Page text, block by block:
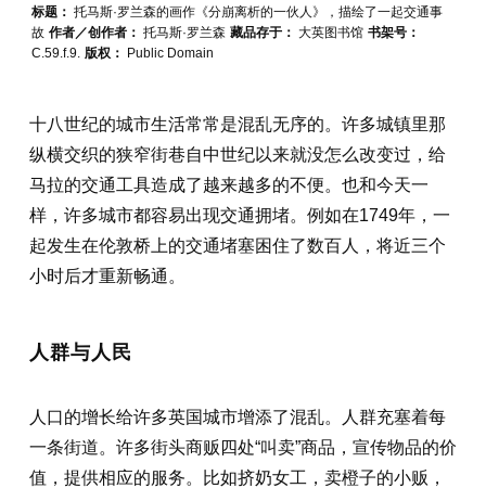
标题： 托马斯·罗兰森的画作《分崩离析的一伙人》，描绘了一起交通事
故 作者／创作者： 托马斯·罗兰森 藏品存于： 大英图书馆 书架号：
C.59.f.9. 版权： Public Domain
十八世纪的城市生活常常是混乱无序的。许多城镇里那
纵横交织的狭窄街巷自中世纪以来就没怎么改变过，给
马拉的交通工具造成了越来越多的不便。也和今天一
样，许多城市都容易出现交通拥堵。例如在1749年，一
起发生在伦敦桥上的交通堵塞困住了数百人，将近三个
小时后才重新畅通。
人群与人民
人口的增长给许多英国城市增添了混乱。人群充塞着每
一条街道。许多街头商贩四处“叫卖”商品，宣传物品的价
值，提供相应的服务。比如挤奶女工，卖橙子的小贩，